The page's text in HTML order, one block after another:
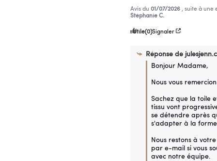
Avis du 01/07/2026 , suite à
Stéphanie C.
Utile(0)Signaler
Réponse de
Bonjour Madame,
Nous vous
Sachez que la toile
tissu vont
se détendre après
s'adapter à la
Nous restons à
par e-mail si vous
avec notre équipe.